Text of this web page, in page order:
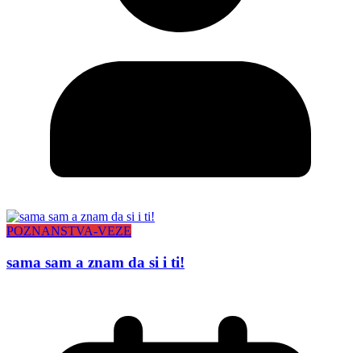
POZNANSTVA-VEZE
sama sam a znam da si i ti!